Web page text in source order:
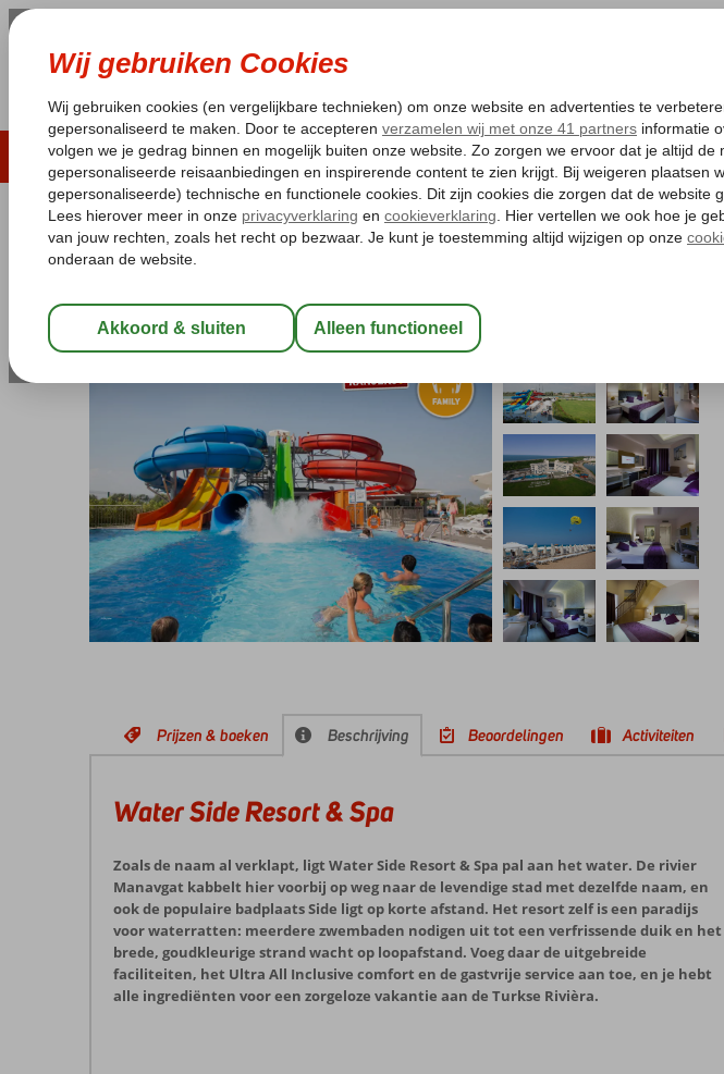
LAST MINUTE ZOMER 2026 ZONVAKANTIE VERRE REIZEN
Pakketgarantie Laagsteprijsgarantie* Gratis annuleren*
Home
Turkije Turkse Riviera
Water Side Resort & Spa
Ultra All Inclusive-Hotel
Prijzen & boeken Beschrijving Beoordelingen Activiteiten
Water Side Resort & Spa
Zoals de naam al verklapt, ligt Water Side Resort & Spa pal aan het water. De rivier
Manavgat kabbelt hier voorbij op weg naar de levendige stad met dezelfde naam, en
ook de populaire badplaats Side ligt op korte afstand. Het resort zelf is een paradijs
voor waterratten: meerdere zwembaden nodigen uit tot een verfrissende duik en het
brede, goudkleurige strand wacht op loopafstand. Voeg daar de uitgebreide
faciliteiten, het Ultra All Inclusive comfort en de gastvrije service aan toe, en je hebt
alle ingrediënten voor een zorgeloze vakantie aan de Turkse Rivièra.